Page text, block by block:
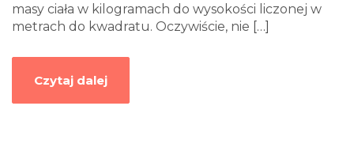
masy ciała w kilogramach do wysokości liczonej w
metrach do kwadratu. Oczywiście, nie […]
Czytaj dalej